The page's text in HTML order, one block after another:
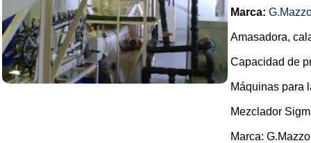
Marca:
Amasadora,
Capacidad de
Máquinas para
Mezclador
Marca: